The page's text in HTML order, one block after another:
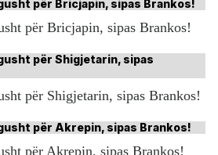
për Bricjapin, sipas Brankos!
për Shigjetarin, sipas Brankos!
për Akrepin, sipas Brankos!